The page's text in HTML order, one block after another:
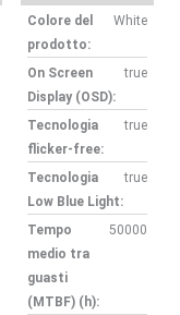
Colore del
prodotto:
White
On Screen
Display (OSD):
true
Tecnologia
flicker-free:
true
Tecnologia
Low Blue Light:
true
Tempo
medio tra
guasti
(MTBF) (h):
50000